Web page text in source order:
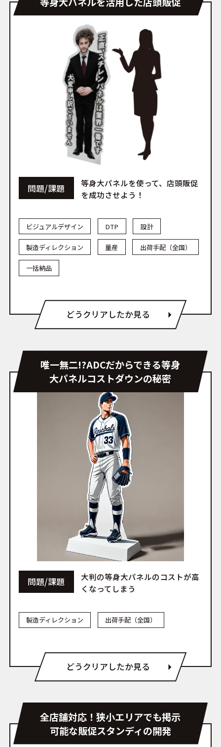
問題/課題
等身大パネルを使って、店頭販促
を成功させよう！
ビジュアルデザイン DTP 設計
製造ディレクション 量産 出荷手配（全国）
一括納品
どうクリアしたか見る
唯一無二!?ADCだからできる等身
大パネルコストダウンの秘密
問題/課題
大判の等身大パネルのコストが高
くなってしまう
製造ディレクション 出荷手配（全国）
どうクリアしたか見る
全店舗対応！狭小エリアでも掲示
可能な販促スタンディの開発